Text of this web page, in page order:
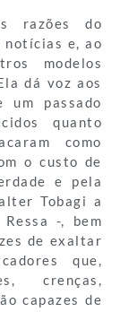
razões do
notícias e, ao
modelos
dá voz aos
um passado
quanto
como
o custo de
e pela
Tobagi a
-, bem
de exaltar
que,
crenças,
capazes de